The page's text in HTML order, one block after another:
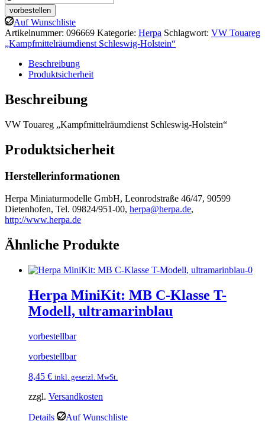
VW
Touareg
„Kampfmittelräumdienst
Schleswig-
Holstein“
Menge
vorbestellen
Auf Wunschliste
Artikelnummer: 096669 Kategorie: Herpa Schlagwort: VW Touareg
„Kampfmittelräumdienst Schleswig-Holstein“
Beschreibung
Produktsicherheit
Beschreibung
VW Touareg „Kampfmittelräumdienst Schleswig-Holstein“
Produktsicherheit
Herstellerinformationen
Herpa Miniaturmodelle GmbH, Leonrodstraße 46/47, 90599
Dietenhofen, Tel. 09824/951-00, herpa@herpa.de,
http://www.herpa.de
Ähnliche Produkte
Herpa MiniKit: MB C-Klasse T-
Modell, ultramarinblau
vorbestellbar
vorbestellbar
8,45 € inkl. gesetzl. MwSt.
zzgl. Versandkosten
Details Auf Wunschliste